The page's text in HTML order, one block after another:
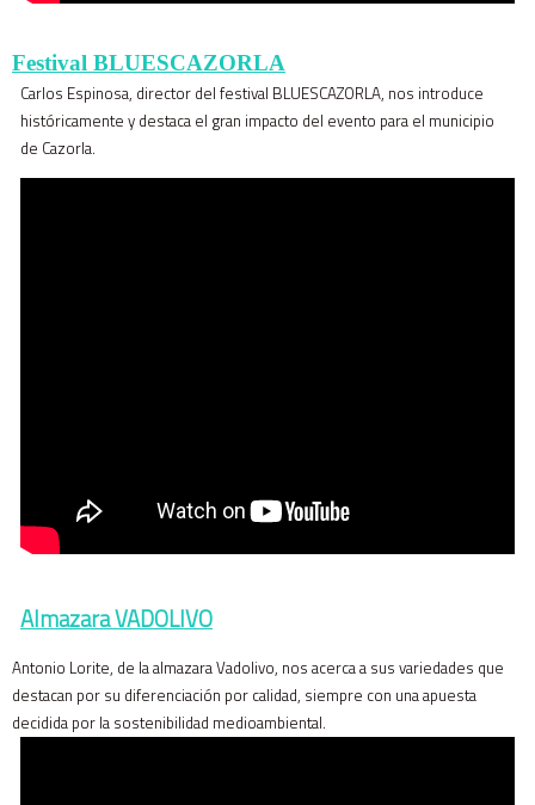
Festival BLUESCAZORLA
Carlos Espinosa, director del festival BLUESCAZORLA, nos introduce
históricamente y destaca el gran impacto del evento para el municipio
de Cazorla.
Almazara VADOLIVO
Antonio Lorite, de la almazara Vadolivo, nos acerca a sus variedades que
destacan por su diferenciación por calidad, siempre con una apuesta
decidida por la sostenibilidad medioambiental.